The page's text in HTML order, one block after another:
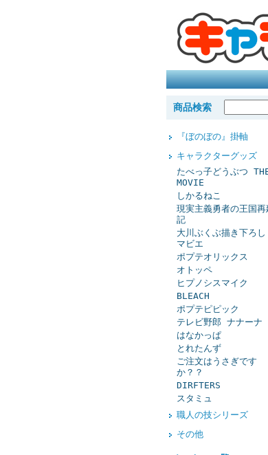
商品検索
『ぼのぼの』掛軸
キャラクターグッズ
たべっ子どうぶつ
MOVIE
しかるねこ
現実主義勇者の王国再
記
大川ぶくぶ描き下ろ
マビエ
ポプテオリックス
オトッペ
ヒプノシスマイク
BLEACH
ポプテピピック
テレビ野郎 ナナーナ
はなかっぱ
とれたんず
ご注文はうさぎです
か？？
DIRFTERS
スタミュ
職人の技シリーズ
その他